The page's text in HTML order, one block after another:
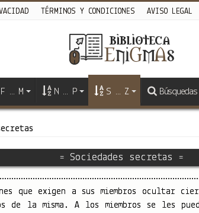
TÉRMINOS Y CONDICIONES AVISO LEGAL
F … M N … P S … Z Búsquedas
= Sociedades secretas =
que exigen a sus miembros ocultar
de la misma. A los miembros se les